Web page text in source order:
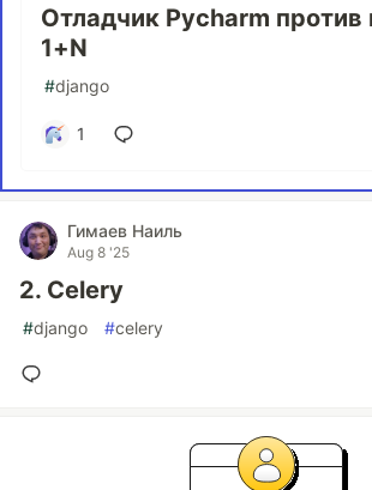
Отладчик Pycharm
1+N
#django
1
Гимаев Наиль
Aug 8 '25
2. Celery
#django #celery